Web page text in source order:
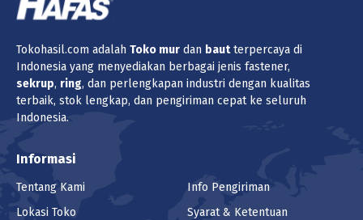
Tokohasil.com adalah Toko mur dan bautterpercaya di
Indonesia yang menyediakan berbagai jenis fastener,
sekrup, ring, dan perlengkapan industri dengan kualitas
terbaik, stok lengkap, dan pengiriman cepat ke seluruh
Indonesia.
Informasi
Tentang Kami
Lokasi Toko
Info Pengiriman
Syarat & Ketentuan